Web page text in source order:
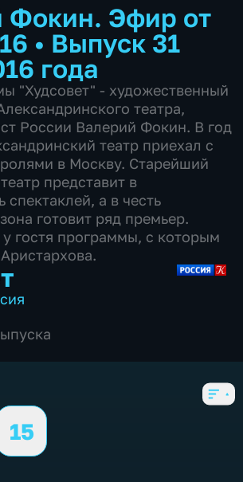
Фокин. Эфир от
• Выпуск 31
года
"Худсовет" - художественный
театра,
России Валерий Фокин. В год
театр приехал с
в Москву. Старейший
представит в
спектаклей, а в честь
готовит ряд премьер.
гостя программы, с которым
15